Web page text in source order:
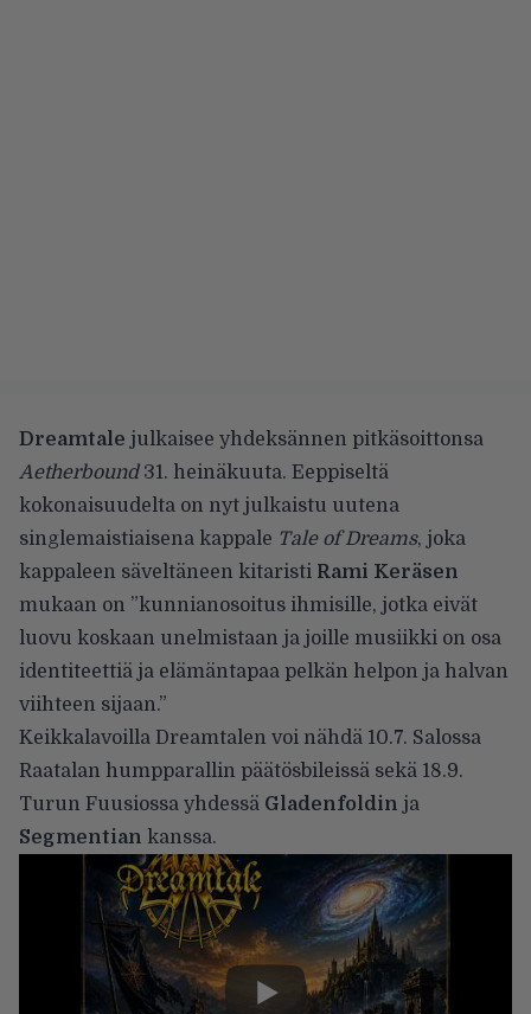
Dreamtale julkaisee yhdeksännen pitkäsoittonsa
Aetherbound31. heinäkuuta. Eeppiseltä
kokonaisuudelta on nyt julkaistu uutena
singlemaistiaisena kappale Tale of Dreams, joka
kappaleen säveltäneen kitaristi Rami Keräsen
mukaan on ”kunnianosoitus ihmisille, jotka eivät
luovu koskaan unelmistaan ja joille musiikki on osa
identiteettiä ja elämäntapaa pelkän helpon ja halvan
viihteen sijaan.”
Keikkalavoilla Dreamtalen voi nähdä 10.7. Salossa
Raatalan humpparallin päätösbileissä sekä 18.9.
Turun Fuusiossa yhdessä Gladenfoldin ja
Segmentian kanssa.